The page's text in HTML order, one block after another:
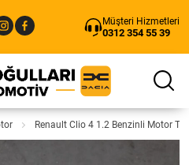
Müşteri Hizmetleri
0312 354 55 39
Renault Clio 4 1.2 Benzinli Motor